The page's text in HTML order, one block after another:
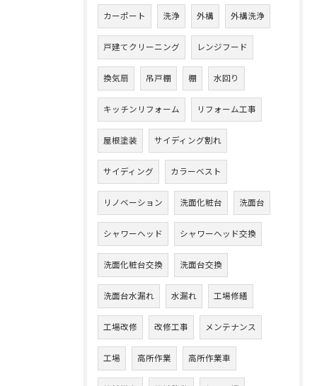
カーポート 洗浄 外構 外構洗浄
戸建てクリーニング レンジフード
換気扇 吊戸棚 棚 水回り
キッチンリフォーム リフォーム工事
屋根塗装 サイディング割れ
サイディング カラーベスト
リノベーション 洗面化粧台 洗面台
シャワーヘッド シャワーヘッド交換
洗面化粧台交換 洗面台交換
洗面台水漏れ 水漏れ 工場修繕
工場改修 改修工事 メンテナンス
工場 高所作業 高所作業車